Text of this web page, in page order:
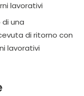
lavorativi
di una
di ritorno con
lavorativi